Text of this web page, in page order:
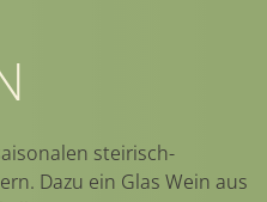
steirisch-
Dazu ein Glas Wein aus